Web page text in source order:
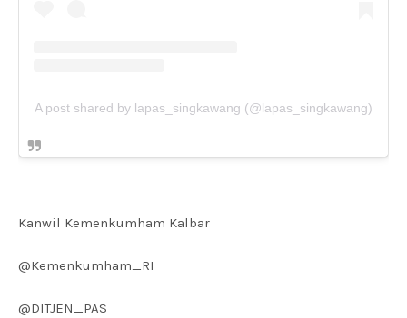
A post shared by lapas_singkawang (@lapas_singkawang)
Kanwil Kemenkumham Kalbar
@Kemenkumham_RI
@DITJEN_PAS